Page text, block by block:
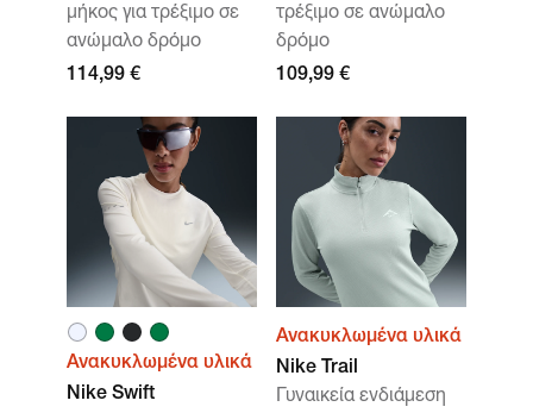
μήκος για τρέξιμο σε
ανώμαλο δρόμο
114,99 €
τρέξιμο σε ανώμαλο
δρόμο
109,99 €
Ανακυκλωμένα υλικά
Nike Swift
Ανακυκλωμένα υλικά
Nike Trail
Γυναικεία ενδιάμεση